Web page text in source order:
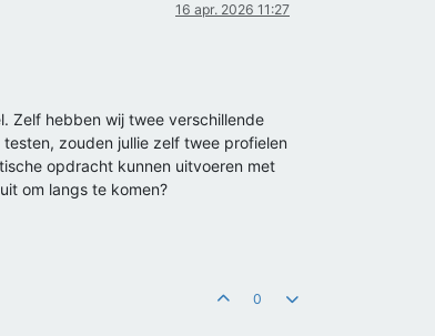
16 apr. 2026 11:27
Zelf hebben wij twee verschillende
zouden jullie zelf twee profielen
opdracht kunnen uitvoeren met
om langs te komen?
0